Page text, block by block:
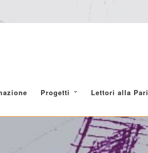
Progetti Lettori alla Pari